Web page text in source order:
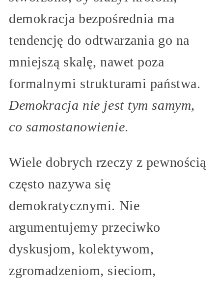
demokracja bezpośrednia ma
tendencję do odtwarzania go na
mniejszą skalę, nawet poza
formalnymi strukturami państwa.
Demokracja nie jest tym samym,
co samostanowienie.
Wiele dobrych rzeczy z pewnością
często nazywa się
demokratycznymi. Nie
argumentujemy przeciwko
dyskusjom, kolektywom,
zgromadzeniom, sieciom,